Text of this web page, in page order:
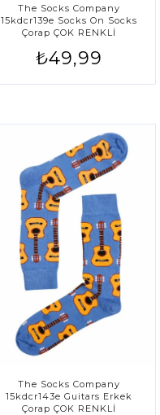
The Socks Company
15kdcr139e Socks On Socks
Çorap ÇOK RENKLİ
₺49,99
The Socks Company
15kdcr143e Guitars Erkek
Çorap ÇOK RENKLİ